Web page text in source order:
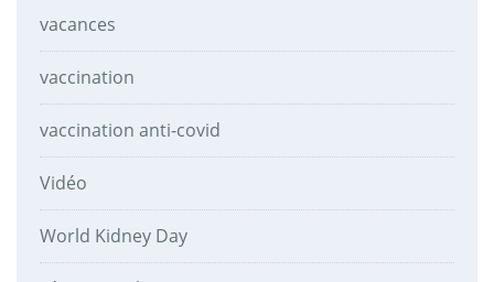
vacances
vaccination
vaccination anti-covid
Vidéo
World Kidney Day